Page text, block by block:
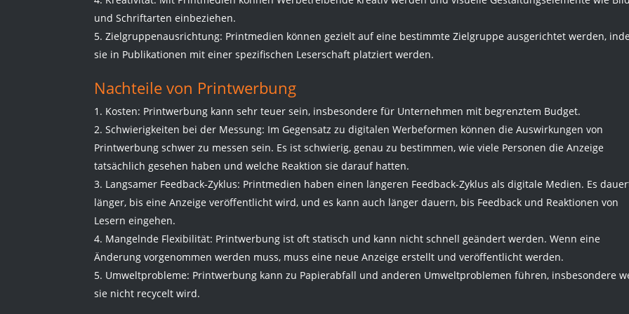
und Schriftarten einbeziehen.
Zielgruppenausrichtung: Printmedien können gezielt auf eine bestimmte Zielgruppe ausgerichtet werden,
sie in Publikationen mit einer spezifischen Leserschaft platziert werden.
Nachteile von Printwerbung
Kosten: Printwerbung kann sehr teuer sein, insbesondere für Unternehmen mit begrenztem Budget.
Schwierigkeiten bei der Messung: Im Gegensatz zu digitalen Werbeformen können die Auswirkungen von
Printwerbung schwer zu messen sein. Es ist schwierig, genau zu bestimmen, wie viele Personen die Anzeige
tatsächlich gesehen haben und welche Reaktion sie darauf hatten.
Langsamer Feedback-Zyklus: Printmedien haben einen längeren Feedback-Zyklus als digitale Medien. Es
länger, bis eine Anzeige veröffentlicht wird, und es kann auch länger dauern, bis Feedback und Reaktionen von
Lesern eingehen.
Mangelnde Flexibilität: Printwerbung ist oft statisch und kann nicht schnell geändert werden. Wenn eine
Änderung vorgenommen werden muss, muss eine neue Anzeige erstellt und veröffentlicht werden.
Umweltprobleme: Printwerbung kann zu Papierabfall und anderen Umweltproblemen führen, insbesondere
sie nicht recycelt wird.